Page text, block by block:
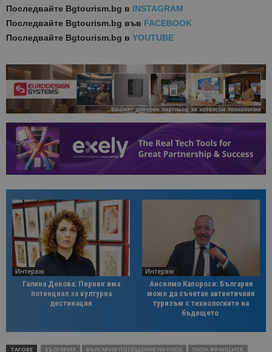
Последвайте Bgtourism.bg в INSTAGRAM
Последвайте Bgtourism.bg във FACEBOOK
Последвайте Bgtourism.bg в YOUTUBE
Интервю
Галина Декова: Перник има
потенциал за културна
дестинация
Интервю
Анселмо Капороси: България
може да съчетае автентичния
туризъм с технологиите на
бъдещето
ТАГОВЕ БЪЛГАРИЯ БЪЛГАРИЯ ПОСЕЩЕНИЕ НА ПАПА ПАПА ФРАНЦИСК